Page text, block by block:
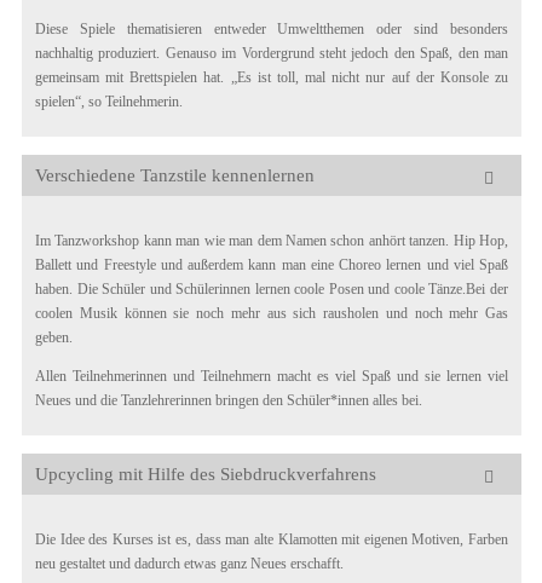
Diese Spiele thematisieren entweder Umweltthemen oder sind besonders
nachhaltig produziert. Genauso im Vordergrund steht jedoch den Spaß, den man
gemeinsam mit Brettspielen hat. „Es ist toll, mal nicht nur auf der Konsole zu
spielen“, so Teilnehmerin.
Verschiedene Tanzstile kennenlernen
Im Tanzworkshop kann man wie man dem Namen schon anhört tanzen. Hip Hop,
Ballett und Freestyle und außerdem kann man eine Choreo lernen und viel Spaß
haben. Die Schüler und Schülerinnen lernen coole Posen und coole Tänze.Bei der
coolen Musik können sie noch mehr aus sich rausholen und noch mehr Gas
geben.
Allen Teilnehmerinnen und Teilnehmern macht es viel Spaß und sie lernen viel
Neues und die Tanzlehrerinnen bringen den Schüler*innen alles bei.
Upcycling mit Hilfe des Siebdruckverfahrens
Die Idee des Kurses ist es, dass man alte Klamotten mit eigenen Motiven, Farben
neu gestaltet und dadurch etwas ganz Neues erschafft.